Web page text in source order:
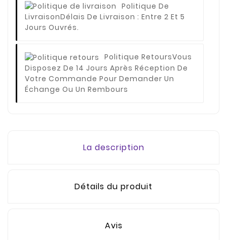
Politique De
LivraisonDélais De Livraison : Entre 2 Et 5
Jours Ouvrés.
Politique RetoursVous
Disposez De 14 Jours Après Réception De
Votre Commande Pour Demander Un
Échange Ou Un Rembours
La description
Détails du produit
Avis